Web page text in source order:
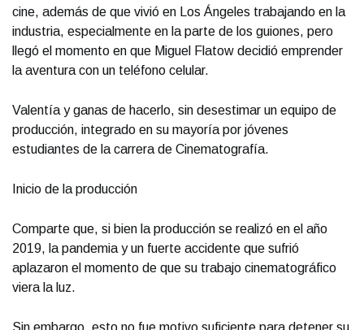
cine, además de que vivió en Los Ángeles trabajando en la
industria, especialmente en la parte de los guiones, pero
llegó el momento en que Miguel Flatow decidió emprender
la aventura con un teléfono celular.
Valentía y ganas de hacerlo, sin desestimar un equipo de
producción, integrado en su mayoría por jóvenes
estudiantes de la carrera de Cinematografía.
Inicio de la producción
Comparte que, si bien la producción se realizó en el año
2019, la pandemia y un fuerte accidente que sufrió
aplazaron el momento de que su trabajo cinematográfico
viera la luz.
Sin embargo, esto no fue motivo suficiente para detener su